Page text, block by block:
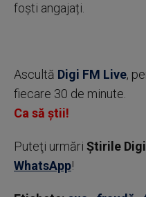
foști angajați.
Ascultă Digi FM Live,
fiecare 30 de minute.
Ca să știi!
Puteţi urmări Știrile
WhatsApp!